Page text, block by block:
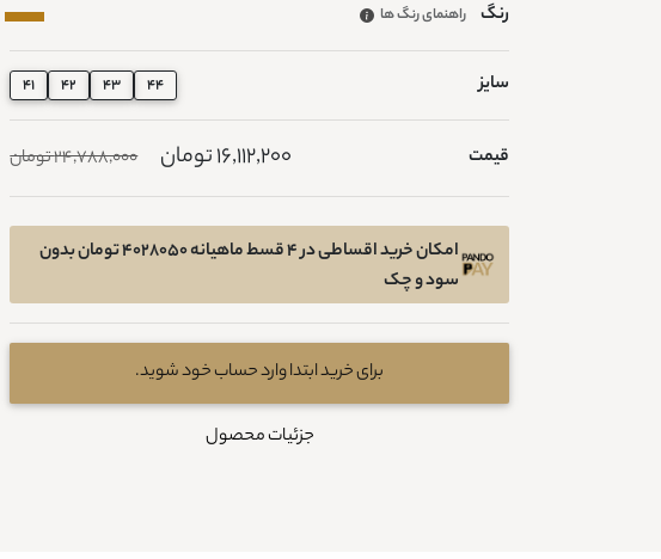
رنگ راهنمای رنگ ها
سایز 41 42 43 44
قیمت 16,112,200 تومان 24,788,000 تومان
امکان خرید اقساطی در 4 قسط ماهیانه 4028050 تومان بدون
سود و چک
برای خرید ابتدا وارد حساب خود شوید.
جزئیات محصول